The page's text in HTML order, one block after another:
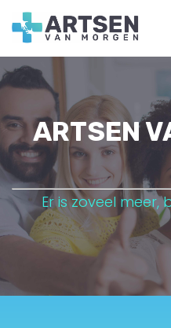
ARTSEN
Er is zoveel meer,